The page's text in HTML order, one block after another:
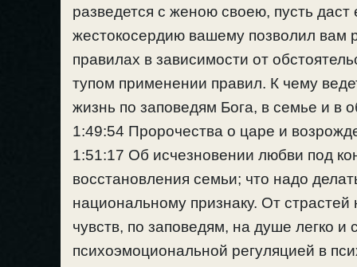
разведется с женою своею, пусть
жестокосердию вашему позволил
правилах в зависимости от
тупом применении правил. К чему
жизнь по заповедям Бога, в семье и в
1:49:54 Пророчества о царе и
1:51:17 Об исчезновении любви под
восстановления семьи; что надо
национальному признаку. От
чувств, по заповедям, на душе легко
психоэмоциональной регуляцией в